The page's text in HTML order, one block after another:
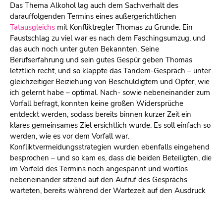
Das Thema Alkohol lag auch dem Sachverhalt des
darauffolgenden Termins eines außergerichtlichen
Tatausgleichs mit Konfliktregler Thomas zu Grunde: Ein
Faustschlag zu viel war es nach dem Faschingsumzug, und
das auch noch unter guten Bekannten. Seine
Berufserfahrung und sein gutes Gespür geben Thomas
letztlich recht, und so klappte das Tandem-Gespräch – unter
gleichzeitiger Beiziehung von Beschuldigtem und Opfer, wie
ich gelernt habe – optimal. Nach- sowie nebeneinander zum
Vorfall befragt, konnten keine großen Widersprüche
entdeckt werden, sodass bereits binnen kurzer Zeit ein
klares gemeinsames Ziel ersichtlich wurde: Es soll einfach so
werden, wie es vor dem Vorfall war.
Konfliktvermeidungsstrategien wurden ebenfalls eingehend
besprochen – und so kam es, dass die beiden Beteiligten, die
im Vorfeld des Termins noch angespannt und wortlos
nebeneinander sitzend auf den Aufruf des Gesprächs
warteten, bereits während der Wartezeit auf den Ausdruck